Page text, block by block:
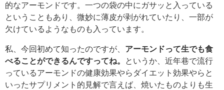
的なアーモンドです。一つの袋の中にガサッと入っている
ということもあり、微妙に薄皮が剥がれていたり、一部が
欠けているようなものも入っています。
私、今回初めて知ったのですが、 アーモンドって生でも食
べることができるんですってね。
というか、近年巷で流行
っているアーモンドの健康効果やらダイエット効果やらと
いったサプリメント的見解で言えば、焼いたものよりも生